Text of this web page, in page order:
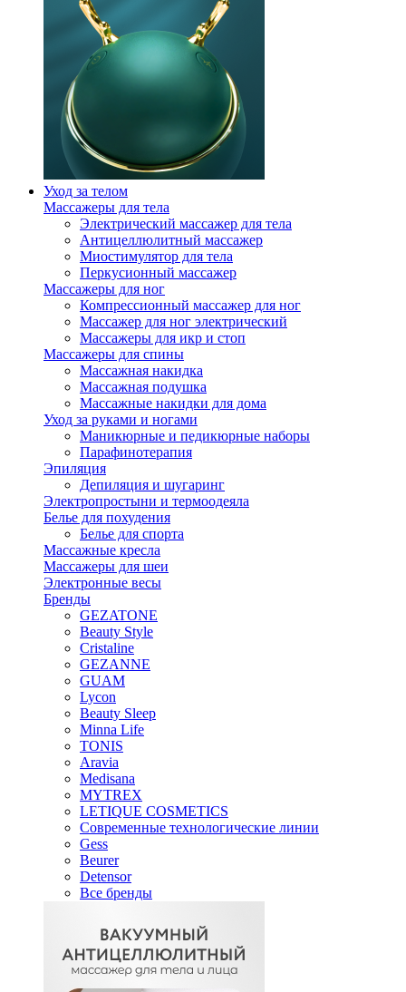
Уход за телом
Массажеры для тела
Электрический массажер для тела
Антицеллюлитный массажер
Миостимулятор для тела
Перкусионный массажер
Массажеры для ног
Компрессионный массажер для ног
Массажер для ног электрический
Массажеры для икр и стоп
Массажеры для спины
Массажная накидка
Массажная подушка
Массажные накидки для дома
Уход за руками и ногами
Маникюрные и педикюрные наборы
Парафинотерапия
Эпиляция
Депиляция и шугаринг
Электропростыни и термоодеяла
Белье для похудения
Белье для спорта
Массажные кресла
Массажеры для шеи
Электронные весы
Бренды
GEZATONE
Beauty Style
Cristaline
GEZANNE
GUAM
Lycon
Beauty Sleep
Minna Life
TONIS
Aravia
Medisana
MYTREX
LETIQUE COSMETICS
Современные технологические линии
Gess
Beurer
Detensor
Все бренды